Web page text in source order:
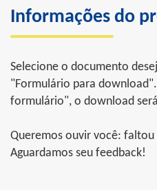
Informações do
Selecione o documento
"Formulário para
formulário", o download
Queremos ouvir você: faltou
Aguardamos seu feedback!